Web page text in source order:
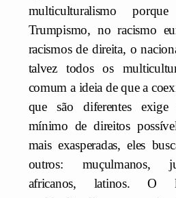
multiculturalismo
Trumpismo, no racismo
racismos de direita, o
talvez todos os
comum a ideia de que a
que são diferentes
mínimo de direitos
mais exasperadas, eles
outros: muçulmanos,
africanos, latinos. O